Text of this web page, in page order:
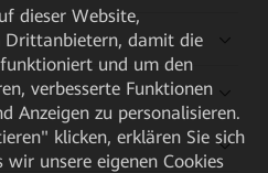
dieser Website,
Drittanbietern, damit die
und um den
verbesserte Funktionen
Anzeigen zu personalisieren.
klicken, erklären Sie sich
unsere eigenen Cookies